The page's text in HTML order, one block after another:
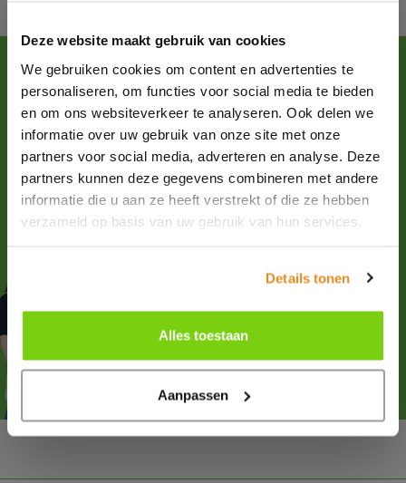
Deze website maakt gebruik van cookies
We gebruiken cookies om content en advertenties te
personaliseren, om functies voor social media te bieden
en om ons websiteverkeer te analyseren. Ook delen we
informatie over uw gebruik van onze site met onze
partners voor social media, adverteren en analyse. Deze
partners kunnen deze gegevens combineren met andere
informatie die u aan ze heeft verstrekt of die ze hebben
verzameld op basis van uw gebruik van hun services.
Details tonen
Alles toestaan
Aanpassen
Kontakt
Für weitere Informationen über unsere Produkte und alle
Möglichkeiten,mailenSie uns bitte.
+31 (0)227-504900
Folge uns
Ratschläge oder Fragen?
Haben Sie Fragen?
Ma. durch fr. 8.30 bis 17.00 Uhr